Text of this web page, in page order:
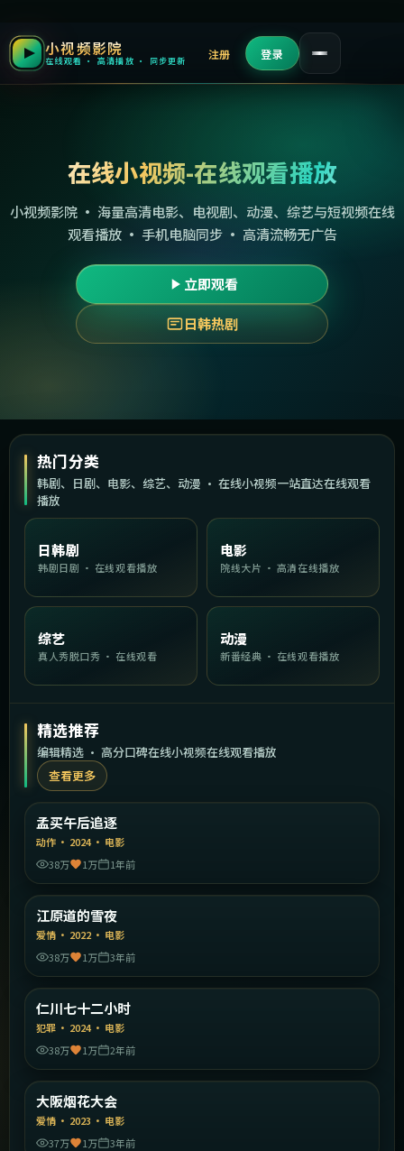
小视频影院
在线观看 · 高清播放 · 同步更新 注册 登录
在线小视频-在线观看播放
小视频影院 · 海量高清电影、电视剧、动漫、综艺与短视频在线
观看播放 · 手机电脑同步 · 高清流畅无广告
立即观看
日韩热剧
热门分类
韩剧、日剧、电影、综艺、动漫 · 在线小视频一站直达在线观看
播放
日韩剧
韩剧日剧 · 在线观看播放
电影
院线大片 · 高清在线播放
综艺
真人秀脱口秀 · 在线观看
动漫
新番经典 · 在线观看播放
精选推荐
编辑精选 · 高分口碑在线小视频在线观看播放
查看更多
精选
孟买午后追逐
动作 · 2024· 电影
38万
1万 1年前
精选
江原道的雪夜
爱情 · 2022 · 电影
38万
1万 3年前
精选
仁川七十二小时
犯罪 · 2024· 电影
38万
1万 2年前
精选
大阪烟花大会
爱情 · 2023 · 电影
37万
1万 3年前